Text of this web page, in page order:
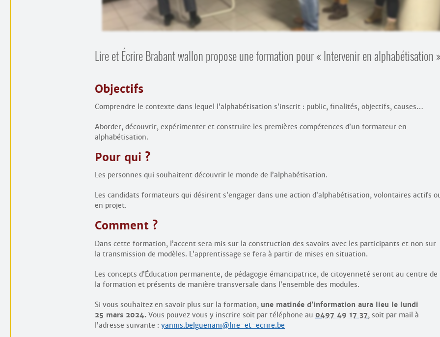
Lire et Écrire Brabant wallon propose une formation pour « Intervenir en alphabétisation
Objectifs
Comprendre le contexte dans lequel l’alphabétisation s’inscrit : public, finalités, objectifs, causes…
Aborder, découvrir, expérimenter et construire les premières compétences d’un formateur en
alphabétisation.
Pour qui ?
Les personnes qui souhaitent découvrir le monde de l’alphabétisation.
Les candidats formateurs qui désirent s’engager dans une action d’alphabétisation, volontaires actifs
en projet.
Comment ?
Dans cette formation, l’accent sera mis sur la construction des savoirs avec les participants et non sur
la transmission de modèles. L’apprentissage se fera à partir de mises en situation.
Les concepts d’Éducation permanente, de pédagogie émancipatrice, de citoyenneté seront au centre de
la formation et présents de manière transversale dans l’ensemble des modules.
Si vous souhaitez en savoir plus sur la formation, une matinée d’information aura lieu le lundi
25 mars 2024. Vous pouvez vous y inscrire soit par téléphone au 0497 49 17 37, soit par mail à
l’adresse suivante : yannis.belguenani@lire-et-ecrire.be